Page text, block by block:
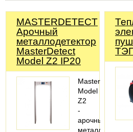
MASTERDETECT
Арочный
металлодетектор
MasterDetect
Model Z2 IP20
MasterDetect
Model
Z2
-
арочный
металлодетектор